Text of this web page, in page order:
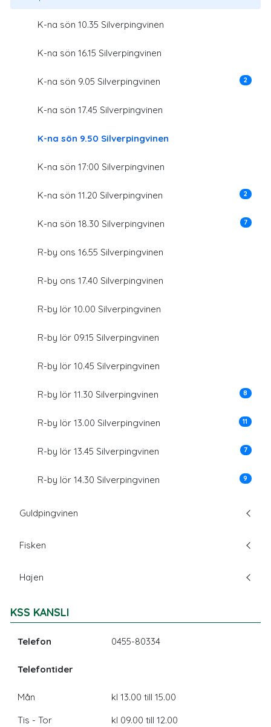
K-na sön 10.35 Silverpingvinen
K-na sön 16.15 Silverpingvinen
K-na sön 9.05 Silverpingvinen 2
K-na sön 17.45 Silverpingvinen
K-na sön 9.50 Silverpingvinen
K-na sön 17:00 Silverpingvinen
K-na sön 11.20 Silverpingvinen 2
K-na sön 18.30 Silverpingvinen 7
R-by ons 16.55 Silverpingvinen
R-by ons 17.40 Silverpingvinen
R-by lör 10.00 Silverpingvinen
R-by lör 09.15 Silverpingvinen
R-by lör 10.45 Silverpingvinen
R-by lör 11.30 Silverpingvinen 8
R-by lör 13.00 Silverpingvinen 11
R-by lör 13.45 Silverpingvinen 7
R-by lör 14.30 Silverpingvinen 9
Guldpingvinen
Fisken
Hajen
KSS KANSLI
Telefon 0455-80334
Telefontider
Mån
Tis - Tor
kl 13.00 till 15.00
kl 09.00 till 12.00